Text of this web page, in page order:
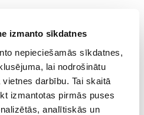
izmanto sīkdatnes
nepieciešamās sīkdatnes,
lai nodrošinātu
darbību. Tai skaitā
izmantotas pirmās puses
analītiskās un
uzdevums -